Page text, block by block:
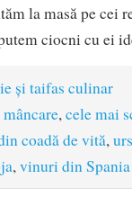
la masă pe cei
ciocni cu ei
și taifas culinar
,cele mai
coadă de vită,
,vinuri din Spania